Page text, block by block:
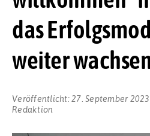
das
weiter
Veröffentlicht:27. September 2023
Redaktion